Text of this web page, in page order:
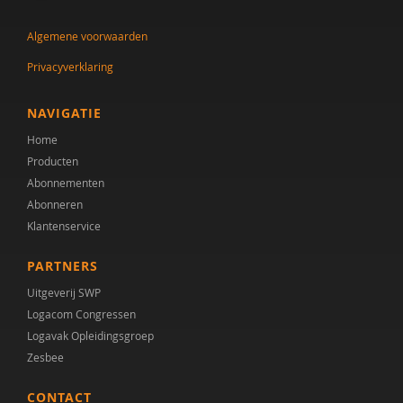
Tineke Backer van Ommeren
Tineke Backer van Ommeren-van der Meer
Jacqueline Bailly
Simon Baron-Cohen
AMC/de Bascule
Jojanneke Bastiaansen
Sander Begeer
werkgroep behandeling CASS18+
M.L. Bezemer
E.M.A. Blijd-Hoogewys
Algemene voorwaarden
Privacyverklaring
NAVIGATIE
Home
Producten
Abonnementen
Abonneren
Klantenservice
PARTNERS
Uitgeverij SWP
Logacom Congressen
Logavak Opleidingsgroep
Zesbee
CONTACT